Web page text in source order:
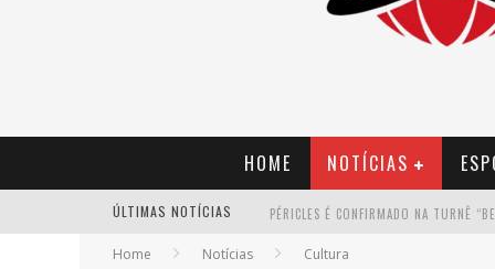
HOME NOTÍCIAS
ÚLTIMAS NOTÍCIAS
Home Notícias Cultura